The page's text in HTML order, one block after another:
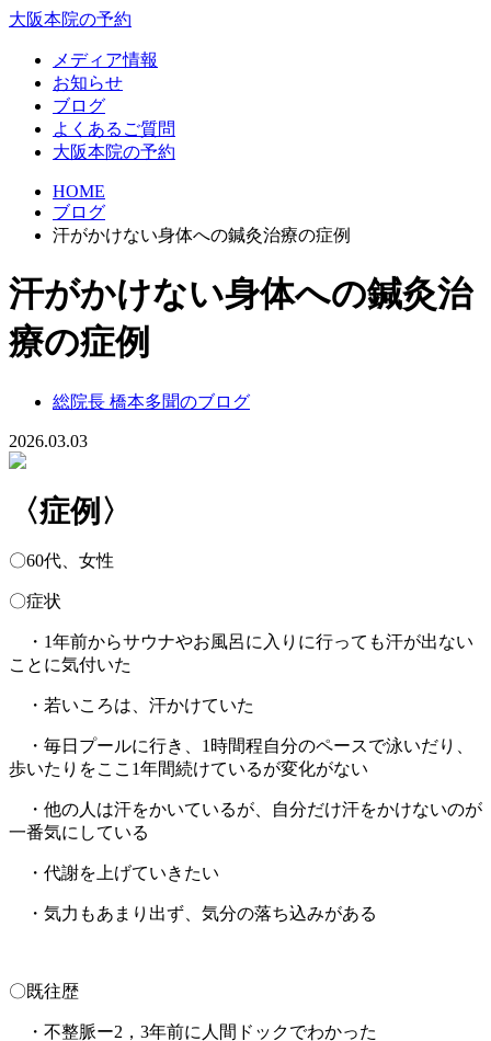
大阪本院の予約
メディア情報
お知らせ
ブログ
よくあるご質問
大阪本院の予約
HOME
ブログ
汗がかけない身体への鍼灸治療の症例
汗がかけない身体への鍼灸治
療の症例
総院長 橋本多聞のブログ
2026.03.03
〈症例〉
〇60代、女性
〇症状
・1年前からサウナやお風呂に入りに行っても汗が出ない
ことに気付いた
・若いころは、汗かけていた
・毎日プールに行き、1時間程自分のペースで泳いだり、
歩いたりをここ1年間続けているが変化がない
・他の人は汗をかいているが、自分だけ汗をかけないのが
一番気にしている
・代謝を上げていきたい
・気力もあまり出ず、気分の落ち込みがある
〇既往歴
・不整脈ー2，3年前に人間ドックでわかった